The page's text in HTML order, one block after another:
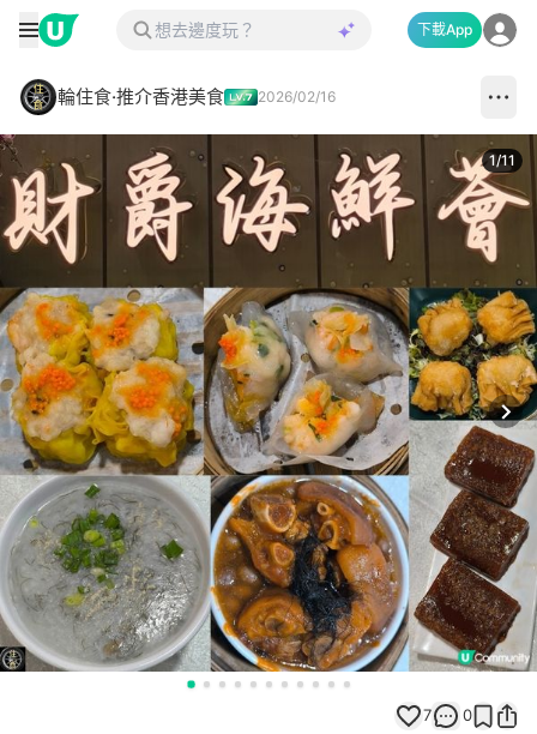
下載App
輪住食·推介香港美食 2026/02/16
1/11
7 0